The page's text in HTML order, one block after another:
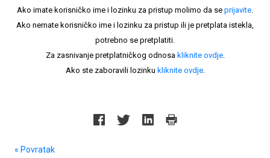
Ako imate korisničko ime i lozinku za pristup molimo da se prijavite.
Ako nemate korisničko ime i lozinku za pristup ili je pretplata istekla,
potrebno se pretplatiti.
Za zasnivanje pretplatničkog odnosa kliknite ovdje.
Ako ste zaboravili lozinku kliknite ovdje.
« Povratak